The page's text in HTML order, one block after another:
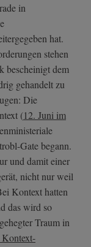
in
hat.
stehen
bescheinigt dem
gehandelt zu
Die
(12. Juni im
Gate begann.
und damit einer
nicht nur weil
Kontext hatten
das wird so
Traum in